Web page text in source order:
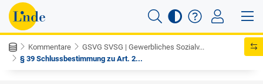
Kommentare
GSVG SVSG | Gewerbliches Sozialv...
§ 39 Schlussbestimmung zu Art. 2...